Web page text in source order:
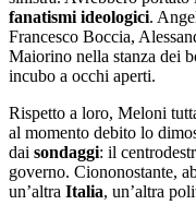
fanatismi ideologici.
Francesco Boccia,
Maiorino nella stanza dei
incubo a occhi aperti.
Rispetto a loro, Meloni
al momento debito lo
dai sondaggi: il
governo. Ciononostante,
un’altra Italia, un’altra